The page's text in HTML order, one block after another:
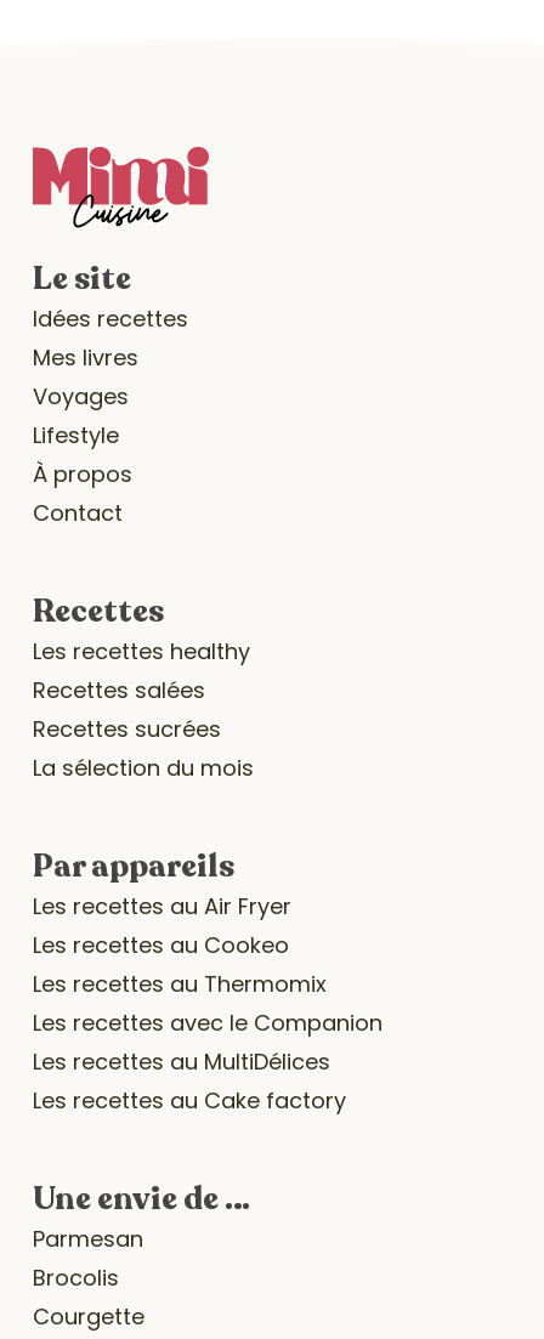
Le site
Idées recettes
Mes livres
Voyages
Lifestyle
À propos
Contact
Recettes
Les recettes healthy
Recettes salées
Recettes sucrées
La sélection du mois
Par appareils
Les recettes au Air Fryer
Les recettes au Cookeo
Les recettes au Thermomix
Les recettes avec le Companion
Les recettes au MultiDélices
Les recettes au Cake factory
Une envie de …
Parmesan
Brocolis
Courgette